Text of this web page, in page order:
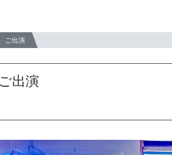
ご出演
出演